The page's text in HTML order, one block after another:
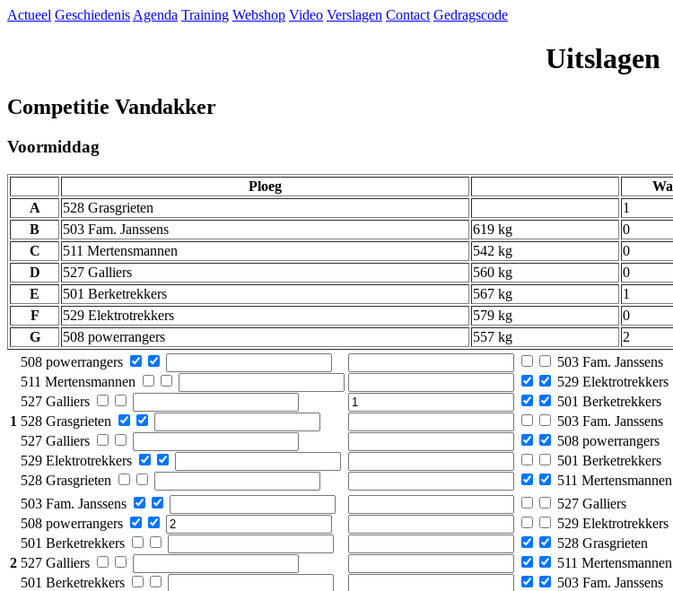
Actueel Geschiedenis Agenda Training Webshop Video Verslagen Contact Gedragscode
Uitslagen
Competitie Vandakker
Voormiddag
Ploeg Wa
A
528 Grasgrieten 1
B
503 Fam. Janssens 619 kg 0
C
511 Mertensmannen 542 kg 0
D
527 Galliers 560 kg 0
E
501 Berketrekkers 567 kg 1
F
529 Elektrotrekkers 579 kg 0
G
508 powerrangers 557 kg 2
1
508 powerrangers
511 Mertensmannen
527 Galliers
528 Grasgrieten
527 Galliers
529 Elektrotrekkers
528 Grasgrieten
503 Fam. Janssens
529 Elektrotrekkers
501 Berketrekkers
503 Fam. Janssens
508 powerrangers
501 Berketrekkers
511 Mertensmannen
2
503 Fam. Janssens
508 powerrangers
501 Berketrekkers
527 Galliers
501 Berketrekkers
527 Galliers
529 Elektrotrekkers
528 Grasgrieten
511 Mertensmannen
503 Fam. Janssens